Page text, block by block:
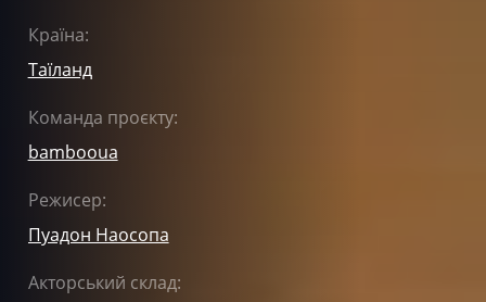
Країна:
Таїланд
Команда проєкту:
bambooua
Режисер:
Пуадон Наосопа
Акторський склад: